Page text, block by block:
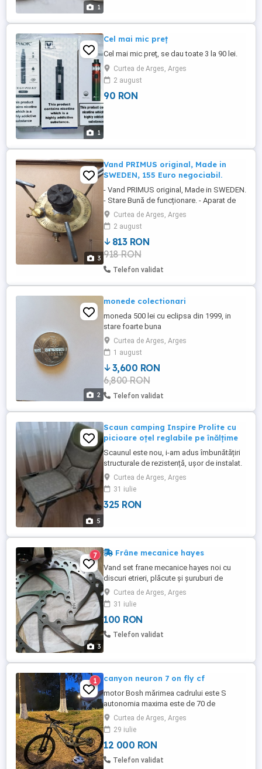
1
1
Cel mai mic preț
Cel mai mic preț, se dau toate 3 la 90 lei.
Curtea de Arges, Arges
2 august
90 RON
3
Vand PRIMUS original, Made in
SWEDEN, 155 Euro negociabil.
- Vand PRIMUS original, Made in SWEDEN.
- Stare Bună de funcționare. - Aparat de
Epocă, Antichități etc. - Posibil unicat
acum. - Pret 155 Euro. Pretul este in Euro. -
Cei interesati telefon la numarul: 0zero
7sapte 5cinci 5cinci 1unu 5cinci 7sapte
1unu 3trei 4patru . *** Nu raspund la ...
Curtea de Arges, Arges
2 august
813 RON
918 RON
Telefon validat
2
monede colectionari
moneda 500 lei cu eclipsa din 1999, in
stare foarte buna
Curtea de Arges, Arges
1 august
3,600 RON
6,800 RON
Telefon validat
5
Scaun camping Inspire Prolite cu
picioare oțel reglabile pe înălțime
Scaunul este nou, i-am adus îmbunătățiri
structurale de rezistență, ușor de instalat.
Preferat de pescari, oferă poziții foarte
comode și relaxante.
Curtea de Arges, Arges
31 iulie
325 RON
3
7 Frâne mecanice hayes
Vand set frane mecanice hayes noi cu
discuri etrieri, plăcute și șuruburi de
prindere
Curtea de Arges, Arges
31 iulie
100 RON
Telefon validat
1 canyon neuron 7 on fly cf
motor Bosh mărimea cadrului este S
autonomia maxima este de 70 de
chilometri parcurși 1400 km viteza maxima
25 kmph dropper rockshox shock
rockshox deluxe select + furca rockshox
pike travel 140 mm roti pe 27.5 cauciucuri
schwalbe
Curtea de Arges, Arges
29 iulie
12 000 RON
Telefon validat